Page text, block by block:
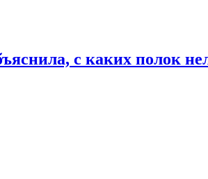
с каких полок